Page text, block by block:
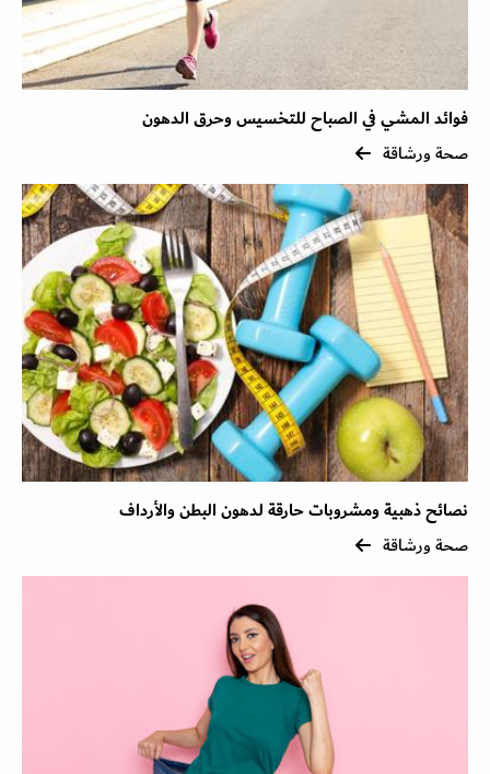
فوائد المشي في الصباح للتخسيس وحرق الدهون
صحة ورشاقة
نصائح ذهبية ومشروبات حارقة لدهون البطن والأرداف
صحة ورشاقة